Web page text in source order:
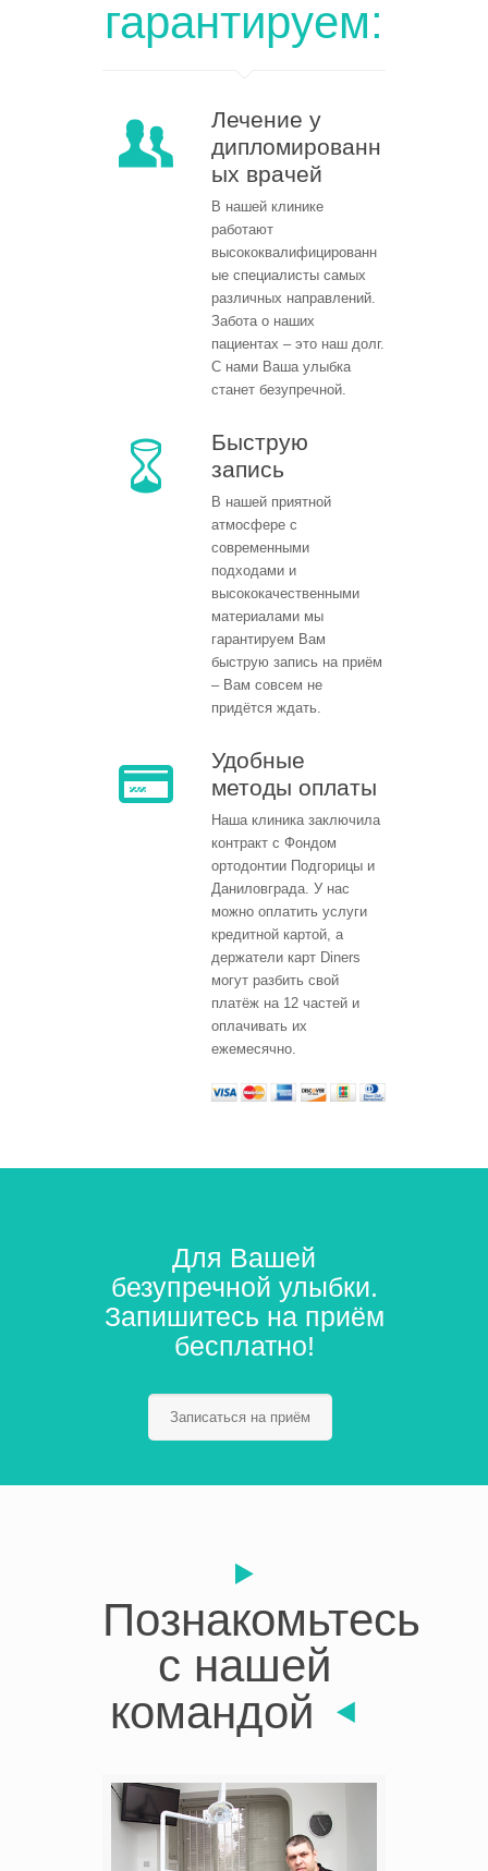
гарантируем:
Лечение у
дипломированн
ых врачей
В нашей клинике
работают
высококвалифицированн
ые специалисты самых
различных направлений.
Забота о наших
пациентах – это наш долг.
С нами Ваша улыбка
станет безупречной.
Быструю
запись
В нашей приятной
атмосфере с
современными
подходами и
высококачественными
материалами мы
гарантируем Вам
быструю запись на приём
– Вам совсем не
придётся ждать.
Удобные
методы оплаты
Наша клиника заключила
контракт с Фондом
ортодонтии Подгорицы и
Даниловграда. У нас
можно оплатить услуги
кредитной картой, а
держатели карт Diners
могут разбить свой
платёж на 12 частей и
оплачивать их
ежемесячно.
Для Вашей
безупречной улыбки.
Запишитесь на приём
бесплатно!
Записаться на приём
Познакомьтесь
с нашей
командой